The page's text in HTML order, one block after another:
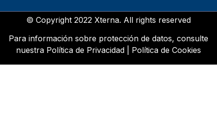
© Copyright 2022 Xterna. All rights reserved
Para información sobre protección de datos, consulte
nuestra Política de Privacidad Política de Cookies